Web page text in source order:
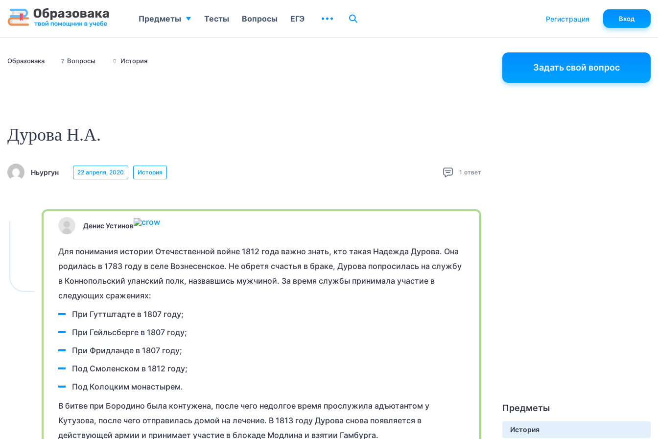
Образовака ❓ Вопросы 🏺 История
Дурова Н.А.
Ньургун 22 апреля, 2020 История 1 ответ
Денис Устинов
Для понимания истории Отечественной войне 1812 года важно знать, кто такая Надежда Дурова. Она
родилась в 1783 году в селе Вознесенское. Не обретя счастья в браке, Дурова попросилась на службу
в Коннопольский уланский полк, назвавшись мужчиной. За время службы принимала участие в
следующих сражениях:
При Гуттштадте в 1807 году;
При Гейльсберге в 1807 году;
При Фридланде в 1807 году;
Под Смоленском в 1812 году;
Под Колоцким монастырем.
В битве при Бородино была контужена, после чего недолгое время прослужила адъютантом у
Кутузова, после чего отправилась домой на лечение. В 1813 году Дурова снова появляется в
действующей армии и принимает участие в блокаде Модлина и взятии Гамбурга.
Задать свой вопрос
Предметы
История
Предметы Тесты Вопросы ЕГЭ Регистрация Вход